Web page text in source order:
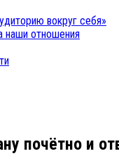
вокруг себя»
наши отношения
почётно и